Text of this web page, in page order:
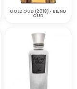
GOLD OUD (2018) • BLEND
OUD